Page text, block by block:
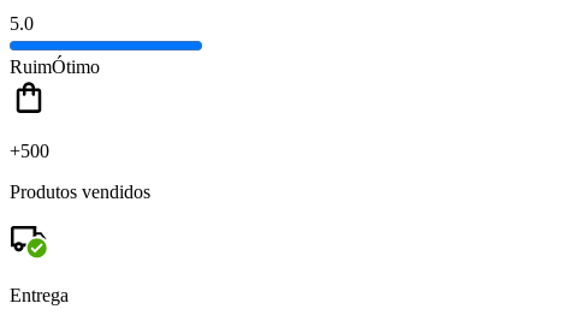
5.0
RuimÓtimo
+500
Produtos vendidos
Entrega